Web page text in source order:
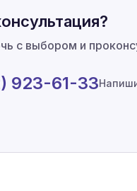
с выбором и
923-61-33